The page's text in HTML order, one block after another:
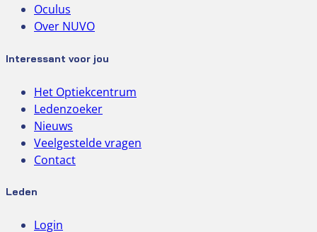
Oculus
Over NUVO
Interessant voor jou
Het Optiekcentrum
Ledenzoeker
Nieuws
Veelgestelde vragen
Contact
Leden
Login